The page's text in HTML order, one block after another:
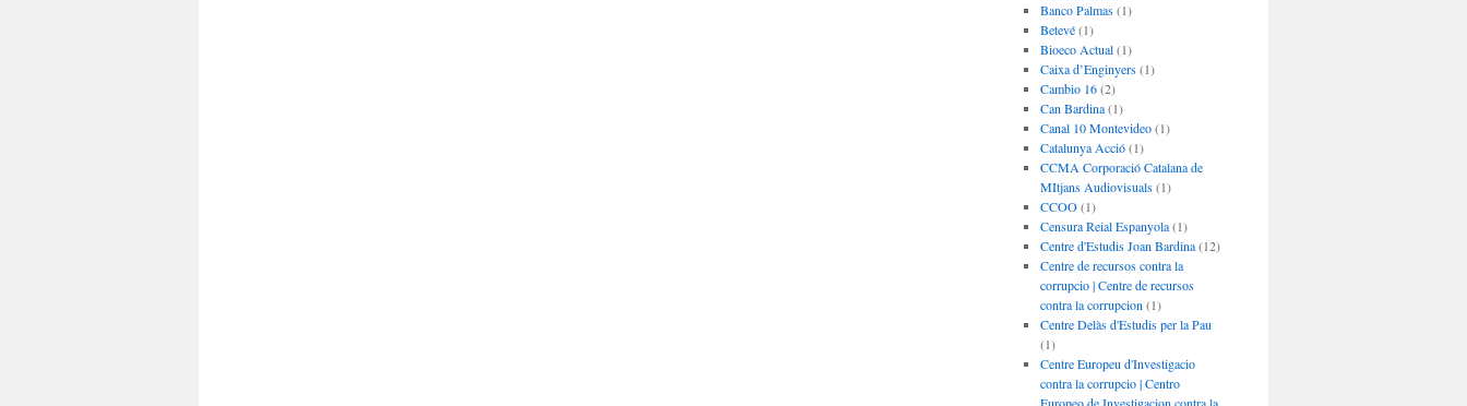
Banco Palmas(1)
Betevé(1)
Bioeco Actual(1)
Caixa d’Enginyers(1)
Cambio 16(2)
Can Bardina(1)
Canal 10 Montevideo(1)
Catalunya Acció(1)
CCMA Corporació Catalana de
MItjans Audiovisuals(1)
CCOO(1)
Censura Reial Espanyola(1)
Centre d'Estudis Joan Bardina(12)
Centre de recursos contra la
corrupcio | Centre de recursos
contra la corrupcion (1)
Centre Delàs d'Estudis per la Pau
(1)
Centre Europeu d'Investigacio
contra la corrupcio | Centro